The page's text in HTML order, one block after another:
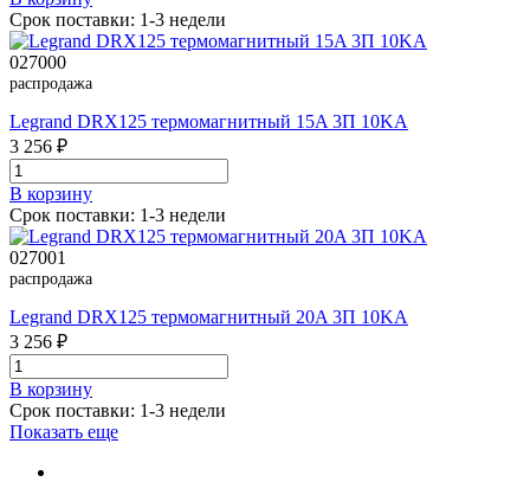
Срок поставки: 1-3 недели
027000
распродажа
Legrand DRX125 термомагнитный 15A 3П 10KA
3 256 ₽
В корзинy
Срок поставки: 1-3 недели
027001
распродажа
Legrand DRX125 термомагнитный 20A 3П 10KA
3 256 ₽
В корзинy
Срок поставки: 1-3 недели
Показать еще